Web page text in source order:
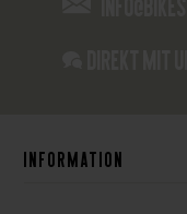
Information